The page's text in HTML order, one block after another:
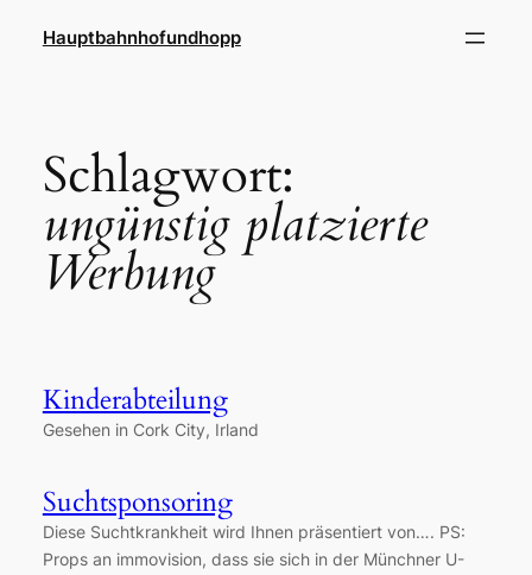
InhaltHauptbahnhofundhopp
Schlagwort:
ungünstig platzierte
Werbung
Kinderabteilung
Gesehen in Cork City, Irland
Suchtsponsoring
Diese Suchtkrankheit wird Ihnen präsentiert von…. PS:
Props an immovision, dass sie sich in der Münchner U-